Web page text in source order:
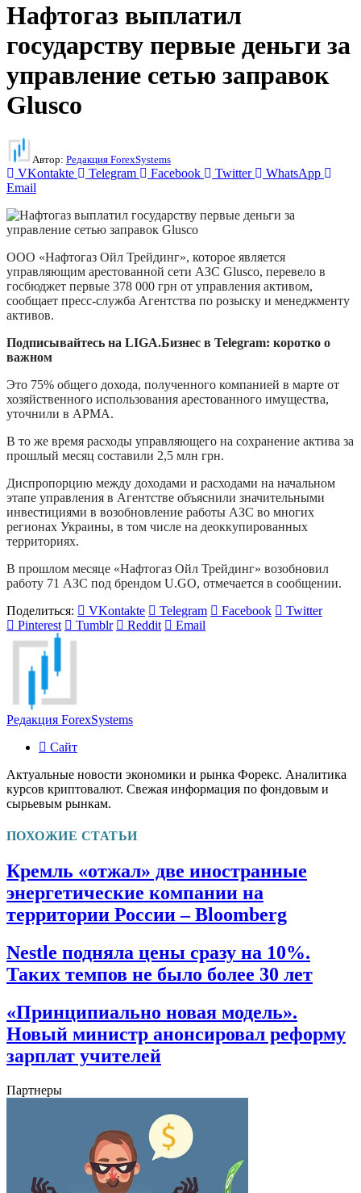
Нафтогаз выплатил
государству первые деньги за
управление сетью заправок
Glusco
Автор: Редакция ForexSystems
VKontakte Telegram Facebook Twitter
WhatsApp
Email
ООО «Нафтогаз Ойл Трейдинг», которое является
управляющим арестованной сети АЗС Glusco, перевело в
госбюджет первые 378 000 грн от управления активом,
сообщает пресс-служба Агентства по розыску и менеджменту
активов.
Подписывайтесь на LIGA.Бизнес в Telegram: коротко о
важном
Это 75% общего дохода, полученного компанией в марте от
хозяйственного использования арестованного имущества,
уточнили в АРМА.
В то же время расходы управляющего на сохранение актива за
прошлый месяц составили 2,5 млн грн.
Диспропорцию между доходами и расходами на начальном
этапе управления в Агентстве объяснили значительными
инвестициями в возобновление работы АЗС во многих
регионах Украины, в том числе на деоккупированных
территориях.
В прошлом месяце «Нафтогаз Ойл Трейдинг» возобновил
работу 71 АЗС под брендом U.GO, отмечается в сообщении.
Поделиться:
VKontakte Telegram Facebook
Twitter
Pinterest
Tumblr Reddit Email
Редакция ForexSystems
Сайт
Актуальные новости экономики и рынка Форекс. Аналитика
курсов криптовалют. Свежая информация по фондовым и
сырьевым рынкам.
ПОХОЖИЕ СТАТЬИ
Кремль «отжал» две иностранные
энергетические компании на
территории России – Bloomberg
Nestle подняла цены сразу на 10%.
Таких темпов не было более 30 лет
«Принципиально новая модель».
Новый министр анонсировал реформу
зарплат учителей
Партнеры